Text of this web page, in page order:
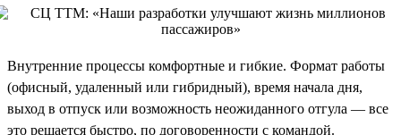
Внутренние процессы комфортные и гибкие. Формат работы
(офисный, удаленный или гибридный), время начала дня,
выход в отпуск или возможность неожиданного отгула — все
это решается быстро, по договоренности с командой.